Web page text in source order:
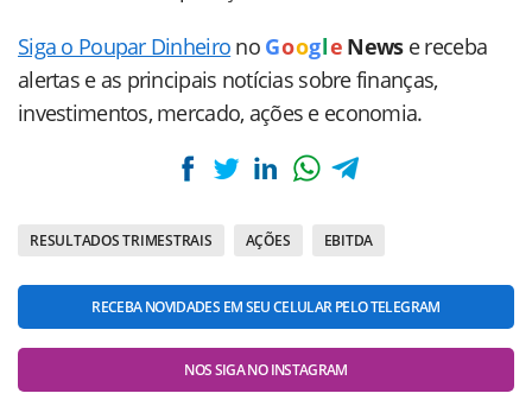
Siga o Poupar Dinheiro no Goog le News e receba
alertas e as principais notícias sobre finanças,
investimentos, mercado, ações e economia.
RESULTADOS TRIMESTRAIS AÇÕES EBITDA
RECEBA NOVIDADES EM SEU CELULAR PELO TELEGRAM
NOS SIGA NO INSTAGRAM